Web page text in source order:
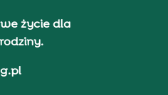
życie dla